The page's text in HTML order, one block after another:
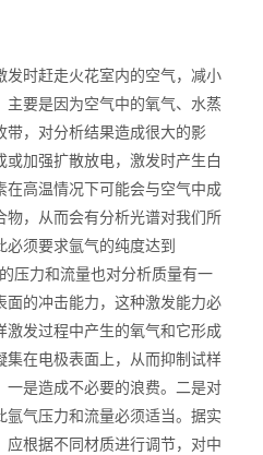
时赶走火花室内的空气，减小
主要是因为空气中的氧气、水蒸
带，对分析结果造成很大的影
加强扩散放电，激发时产生白
在高温情况下可能会与空气中成
物，从而会有分析光谱对我们所
须要求氩气的纯度达到
压力和流量也对分析质量有一
面的冲击能力，这种激发能力必
激发过程中产生的氧气和它形成
集在电极表面上，从而抑制试样
一是造成不必要的浪费。二是对
气压力和流量必须适当。据实
应根据不同材质进行调节，对中